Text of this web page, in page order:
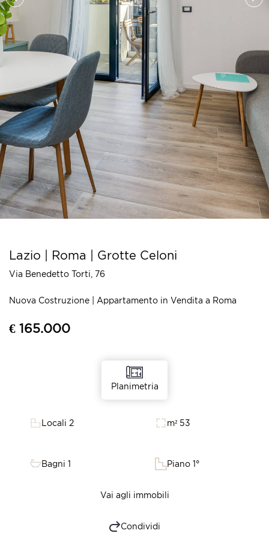
Lazio | Roma | Grotte Celoni
Via Benedetto Torti, 76
Nuova Costruzione | Appartamento in Vendita a Roma
€ 165.000
Planimetria
Locali 2 m² 53
Bagni 1 Piano 1°
Vai agli immobili
Condividi